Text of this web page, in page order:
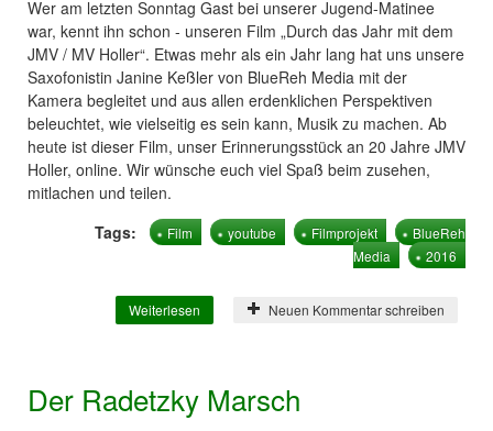
Wer am letzten Sonntag Gast bei unserer Jugend-Matinee
war, kennt ihn schon - unseren Film „Durch das Jahr mit dem
JMV / MV Holler“. Etwas mehr als ein Jahr lang hat uns unsere
Saxofonistin Janine Keßler von BlueReh Media mit der
Kamera begleitet und aus allen erdenklichen Perspektiven
beleuchtet, wie vielseitig es sein kann, Musik zu machen. Ab
heute ist dieser Film, unser Erinnerungsstück an 20 Jahre JMV
Holler, online. Wir wünsche euch viel Spaß beim zusehen,
mitlachen und teilen.
Tags:
Film youtube Filmprojekt
BlueReh
Media
2016
Weiterlesen
über Durch das Jahr mit dem Musikverein
Neuen Kommentar schreiben
Der Radetzky Marsch